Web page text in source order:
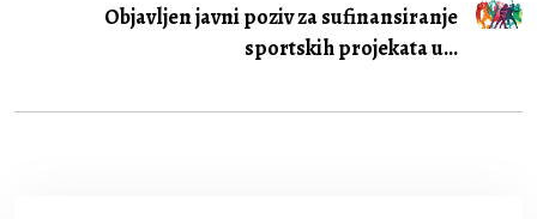
Objavljen javni poziv za sufinansiranje
sportskih projekata u...